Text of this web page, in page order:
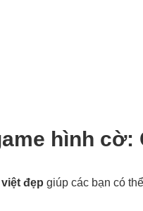
hình cờ:
đẹp giúp các bạn có